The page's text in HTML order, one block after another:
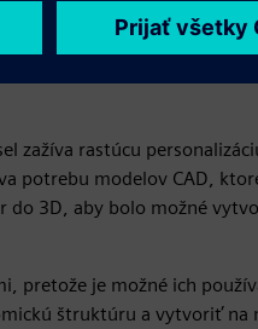
zažíva rastúcu
potrebu modelov CAD,
do 3D, aby bolo možné
pretože je možné ich
štruktúru a vytvoriť na